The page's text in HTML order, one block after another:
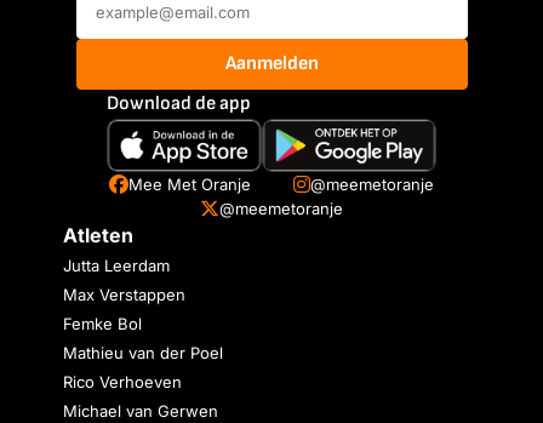
Aanmelden
Download de app
Mee Met Oranje
@meemetoranje
@meemetoranje
Atleten
Jutta Leerdam
Max Verstappen
Femke Bol
Mathieu van der Poel
Rico Verhoeven
Michael van Gerwen